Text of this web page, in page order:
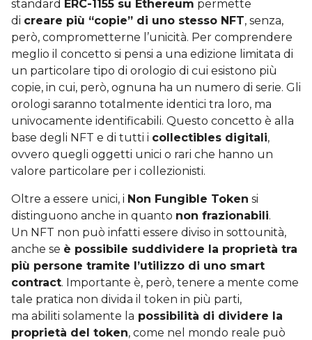
standard ERC-1155 su Ethereum permette
di creare più “copie” di uno stesso NFT, senza,
però, comprometterne l’unicità. Per comprendere
meglio il concetto si pensi a una edizione limitata di
un particolare tipo di orologio di cui esistono più
copie, in cui, però, ognuna ha un numero di serie. Gli
orologi saranno totalmente identici tra loro, ma
univocamente identificabili. Questo concetto è alla
base degli NFT e di tutti i collectibles digitali,
ovvero quegli oggetti unici o rari che hanno un
valore particolare per i collezionisti.
Oltre a essere unici, i Non Fungible Token si
distinguono anche in quanto non frazionabili.
Un NFT non può infatti essere diviso in sottounità,
anche se è possibile suddividere la proprietà tra
più persone tramite l’utilizzo di uno smart
contract. Importante è, però, tenere a mente come
tale pratica non divida il token in più parti,
ma abiliti solamente la possibilità di dividere la
proprietà del token, come nel mondo reale può